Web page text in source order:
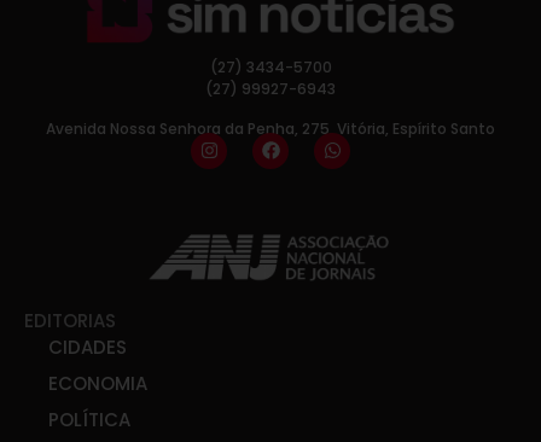
(27) 3434-5700
(27) 99927-6943
Avenida Nossa Senhora da Penha, 275, Vitória, Espírito Santo
EDITORIAS
CIDADES
ECONOMIA
POLÍTICA